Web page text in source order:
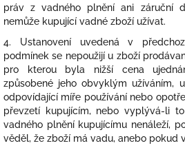
práv z vadného plnění ani záruční
nemůže kupující vadné zboží užívat.
4. Ustanovení uvedená v
podmínek se nepoužijí u zboží
pro kterou byla nižší cena
způsobené jeho obvyklým užíváním,
odpovídající míře používání nebo
převzetí kupujícím, nebo vyplývá-li
vadného plnění kupujícímu nenáleží,
věděl, že zboží má vadu, anebo pokud